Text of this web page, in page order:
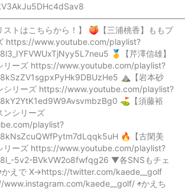
ストはこちらから！】 🍑【三浦桃香】ももプ
https://www.youtube.com/playlist?
🥇【芹澤信雄】
リーズ https://www.youtube.com/playlist?
⛰️【岩本砂
シリーズ https://www.youtube.com/playlist?
⛳️【須藤裕
ンシリーズ
playlist?
🔥【古閑美
リーズ https://www.youtube.com/playlist?
5v2-BVkVW2o8fwfqg26 ▼各SNSもチェ
かえで X→https://twitter.com/kaede__golf
kaede__golf/ ◉かえち